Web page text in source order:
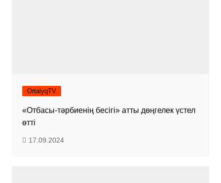
OrtalyqTV
«Отбасы-тәрбиенің бесігі» атты дөңгелек үстел
өтті
17.09.2024